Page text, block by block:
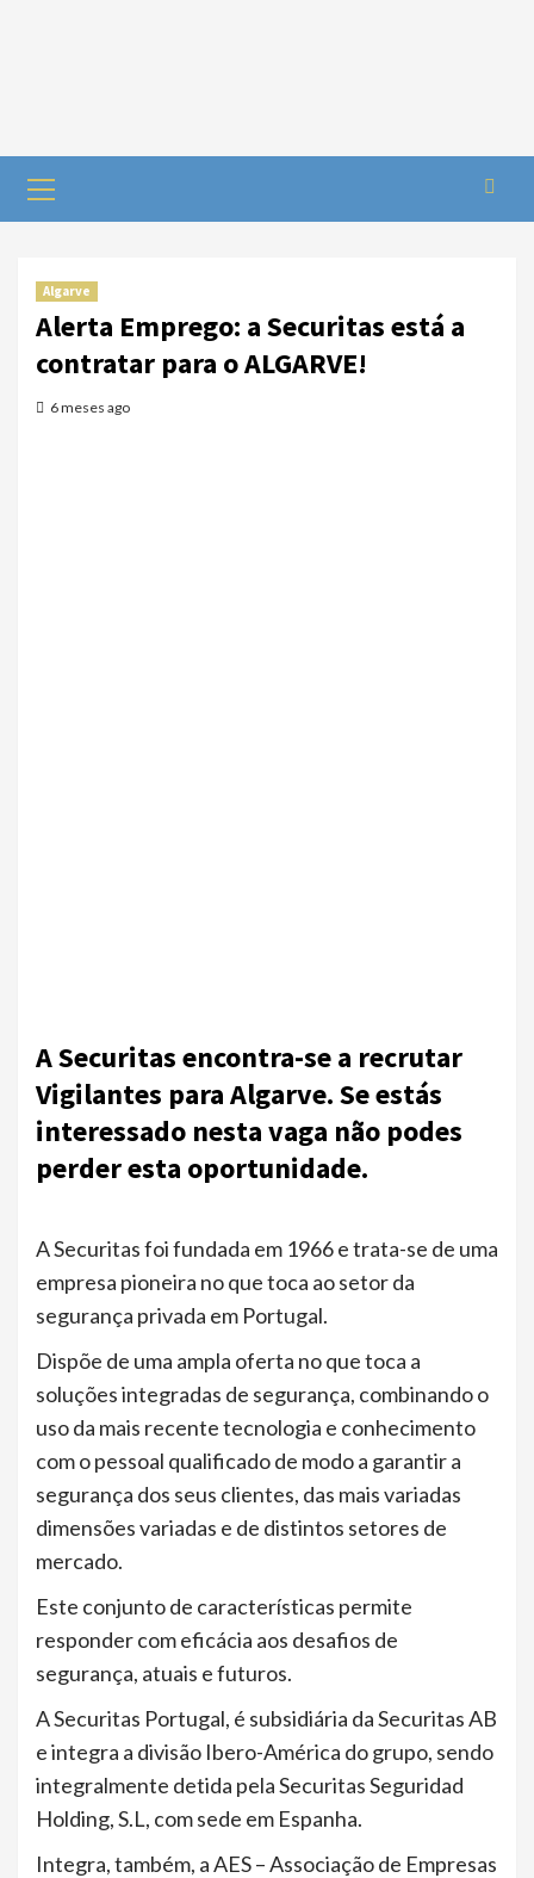
Algarve
Alerta Emprego: a Securitas está a
contratar para o ALGARVE!
6 meses ago
A Securitas encontra-se a recrutar
Vigilantes para Algarve. Se estás
interessado nesta vaga não podes
perder esta oportunidade.
A Securitas foi fundada em 1966 e trata-se de uma
empresa pioneira no que toca ao setor da
segurança privada em Portugal.
Dispõe de uma ampla oferta no que toca a
soluções integradas de segurança, combinando o
uso da mais recente tecnologia e conhecimento
com o pessoal qualificado de modo a garantir a
segurança dos seus clientes, das mais variadas
dimensões variadas e de distintos setores de
mercado.
Este conjunto de características permite
responder com eficácia aos desafios de
segurança, atuais e futuros.
A Securitas Portugal, é subsidiária da Securitas AB
e integra a divisão Ibero-América do grupo, sendo
integralmente detida pela Securitas Seguridad
Holding, S.L, com sede em Espanha.
Integra, também, a AES – Associação de Empresas